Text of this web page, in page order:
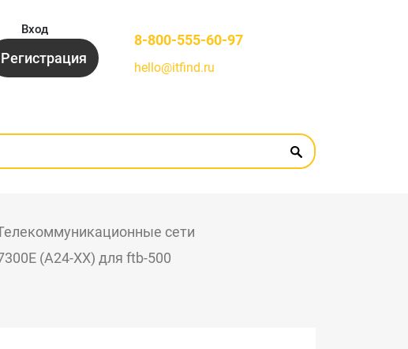
Вход
Регистрация
8-800-555-60-97
hello@itfind.ru
сети
(A24-XX) для ftb-500